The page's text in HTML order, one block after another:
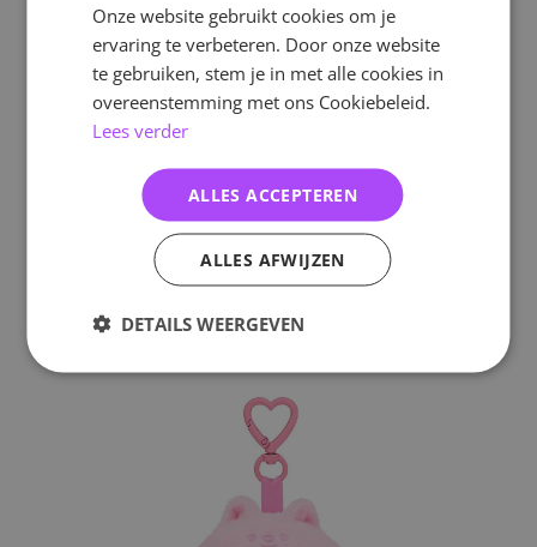
Onze website gebruikt cookies om je
ervaring te verbeteren. Door onze website
te gebruiken, stem je in met alle cookies in
overeenstemming met ons Cookiebeleid.
Lees verder
ALLES ACCEPTEREN
ALLES AFWIJZEN
DETAILS WEERGEVEN